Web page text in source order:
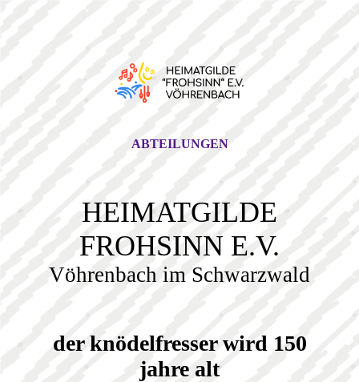
ABTEILUNGEN
HEIMATGILDE
FROHSINN E.V.
Vöhrenbach im Schwarzwald
der knödelfresser wird 150
jahre alt